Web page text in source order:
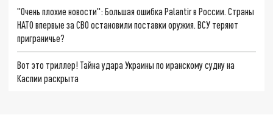
"Очень плохие новости": Большая ошибка Palantir в России. Страны
НАТО впервые за СВО остановили поставки оружия. ВСУ теряют
приграничье?
Вот это триллер! Тайна удара Украины по иранскому судну на
Каспии раскрыта